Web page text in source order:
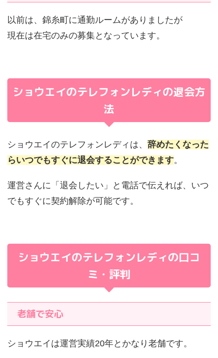
以前は、錦糸町に通勤ルームがありましたが
現在は在宅のみの募集となっています。
ショウエイのテレフォンレディの退会方
法
ショウエイのテレフォンレディは、 辞めたくなった
らいつでもすぐに退会することができます。
運営さんに「退会したい」と電話で伝えれば、いつ
でもすぐに契約解除が可能です。
ショウエイのテレフォンレディの口コ
ミ・評判
老舗で安心
ショウエイは運営実績20年とかなり老舗です。